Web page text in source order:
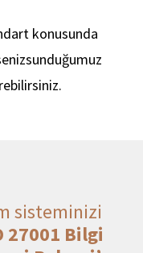
konusunda
sunduğumuz
sisteminizi
27001 Bilgi